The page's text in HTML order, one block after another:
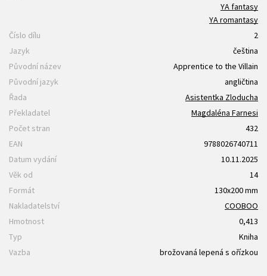
YA fantasy
YA romantasy
Číslo dílu
2
Jazyk
čeština
Původní název
Apprentice to the Villain
Původní jazyk
angličtina
Řada
Asistentka Zloducha
Překladatel
Magdaléna Farnesi
Počet stran
432
EAN
9788026740711
Datum vydání
10.11.2025
Věk od
14
Formát
130x200 mm
Nakladatelství
COOBOO
Hmotnost
0,413
Typ
Kniha
Vazba
brožovaná lepená s ořízkou